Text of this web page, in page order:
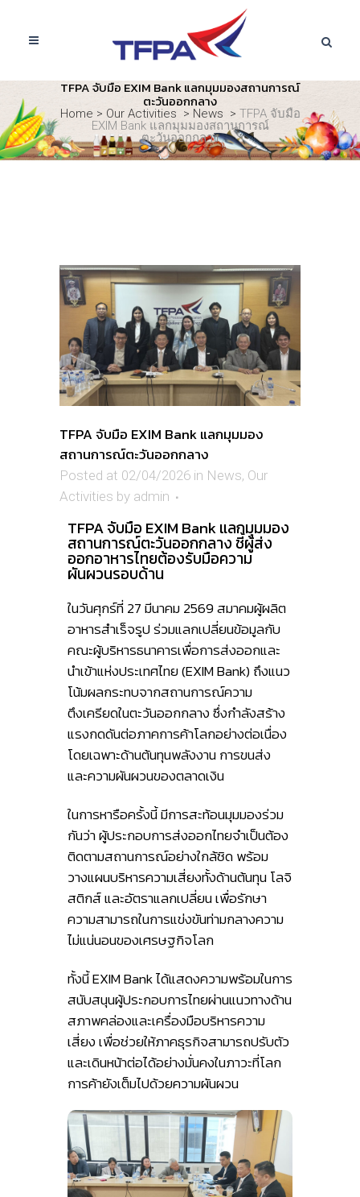
TFPA จับมือ EXIM Bank แลกมุมมองสถานการณ์
ตะวันออกกลาง
Home > Our Activities > News > TFPA จับมือ
EXIM Bank แลกมุมมองสถานการณ์
ตะวันออกกลาง
TFPA จับมือ EXIM Bank แลกมุมมอง
สถานการณ์ตะวันออกกลาง
Posted at 02/04/2026 in News, Our
Activities by admin
TFPA จับมือ EXIM Bank แลกมุมมอง
สถานการณ์ตะวันออกกลาง ชี้ผู้ส่ง
ออกอาหารไทยต้องรับมือความ
ผันผวนรอบด้าน
ในวันศุกร์ที่ 27 มีนาคม 2569 สมาคมผู้ผลิต
อาหารสำเร็จรูป ร่วมแลกเปลี่ยนข้อมูลกับ
คณะผู้บริหารธนาคารเพื่อการส่งออกและ
นำเข้าแห่งประเทศไทย (EXIM Bank) ถึงแนว
โน้มผลกระทบจากสถานการณ์ความ
ตึงเครียดในตะวันออกกลาง ซึ่งกำลังสร้าง
แรงกดดันต่อภาคการค้าโลกอย่างต่อเนื่อง
โดยเฉพาะด้านต้นทุนพลังงาน การขนส่ง
และความผันผวนของตลาดเงิน
ในการหารือครั้งนี้ มีการสะท้อนมุมมองร่วม
กันว่า ผู้ประกอบการส่งออกไทยจำเป็นต้อง
ติดตามสถานการณ์อย่างใกล้ชิด พร้อม
วางแผนบริหารความเสี่ยงทั้งด้านต้นทุน โลจิ
สติกส์ และอัตราแลกเปลี่ยน เพื่อรักษา
ความสามารถในการแข่งขันท่ามกลางความ
ไม่แน่นอนของเศรษฐกิจโลก
ทั้งนี้ EXIM Bank ได้แสดงความพร้อมในการ
สนับสนุนผู้ประกอบการไทยผ่านแนวทางด้าน
สภาพคล่องและเครื่องมือบริหารความ
เสี่ยง เพื่อช่วยให้ภาคธุรกิจสามารถปรับตัว
และเดินหน้าต่อได้อย่างมั่นคงในภาวะที่โลก
การค้ายังเต็มไปด้วยความผันผวน